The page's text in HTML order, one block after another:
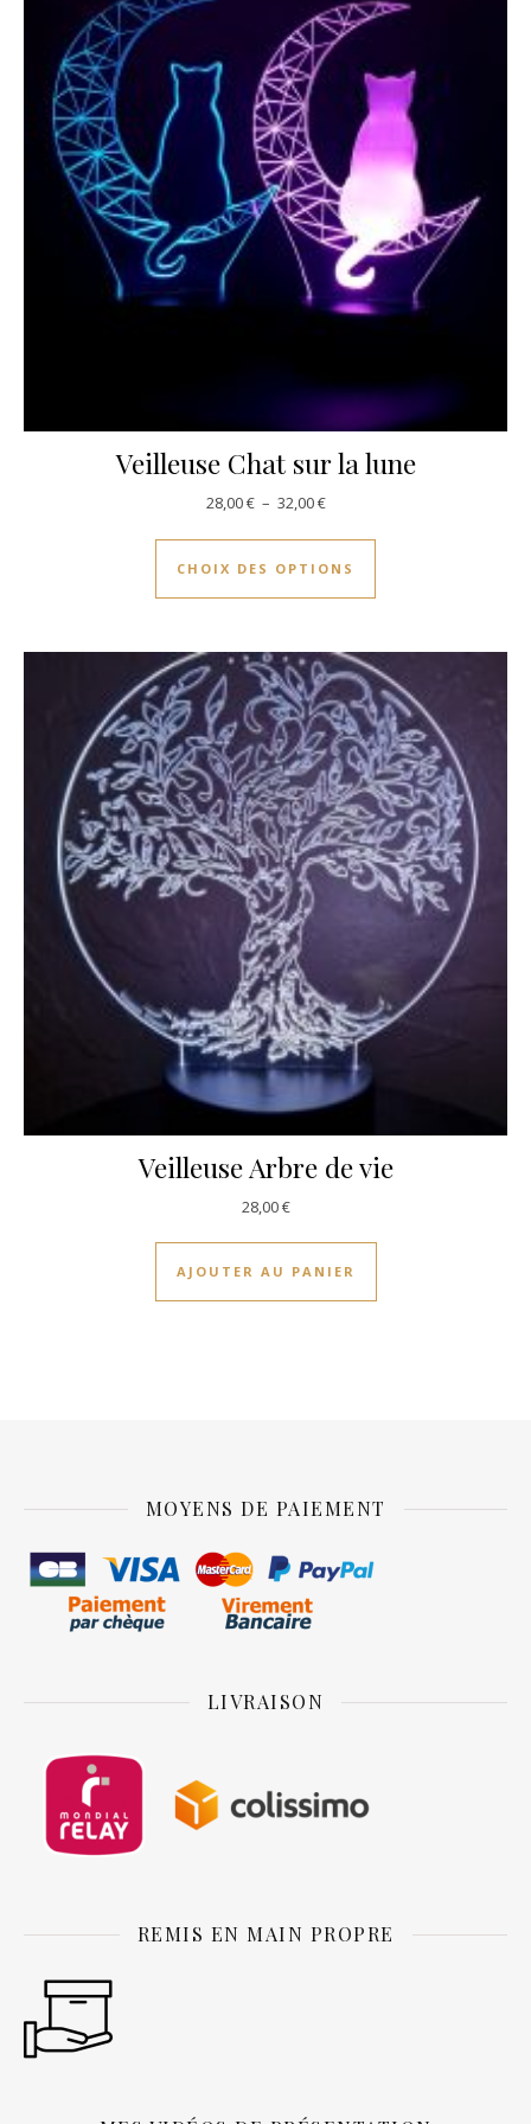
Veilleuse Chat sur la lune
28,00€ – 32,00€Plage de prix : 28,00 € à
CHOIX DES OPTIONS
Ce produit a
Veilleuse Arbre de vie
28,00€
AJOUTER AU PANIER
MOYENS DE PAIEMENT
LIVRAISON
REMIS EN MAIN PROPRE